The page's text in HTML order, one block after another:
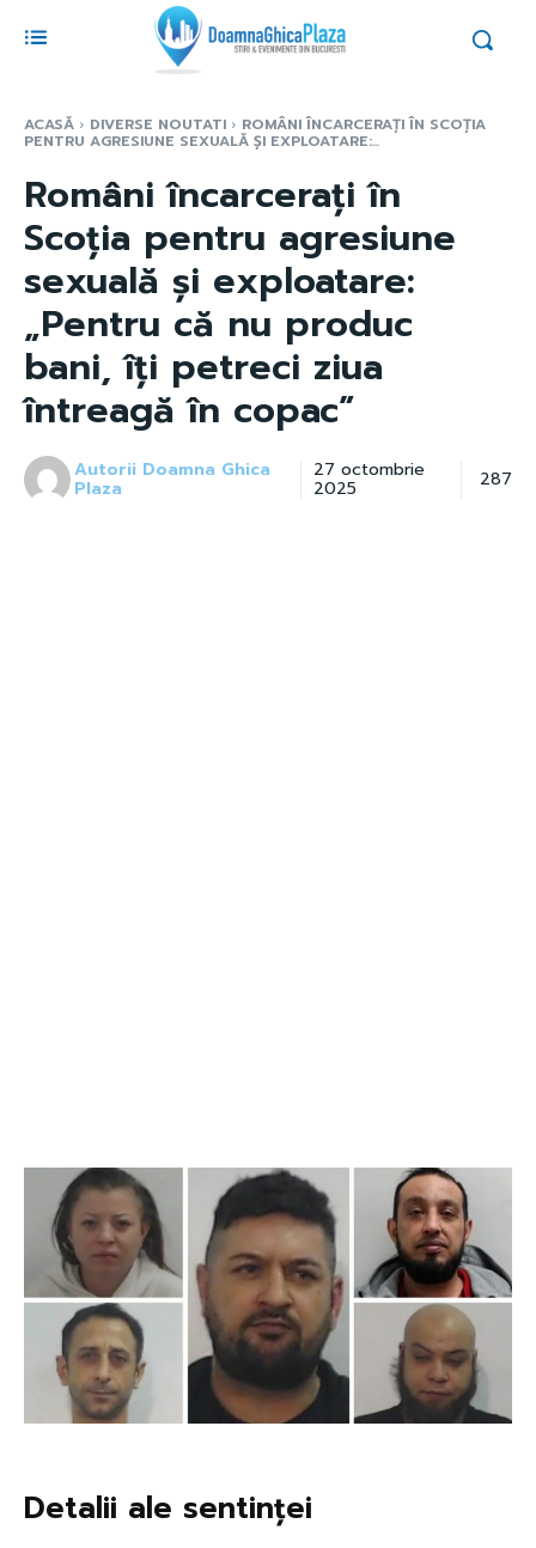
ACASĂ DIVERSE NOUTATI ROMÂNI ÎNCARCERAȚI ÎN SCOȚIA
PENTRU AGRESIUNE SEXUALĂ ȘI EXPLOATARE:...
Români încarcerați în
Scoția pentru agresiune
sexuală și exploatare:
„Pentru că nu produc
bani, îți petreci ziua
întreagă în copac”
Autorii Doamna Ghica
Plaza
27 octombrie
2025 287
Detalii ale sentinței